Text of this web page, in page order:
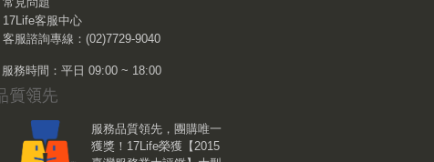
17Life客服中心
客服諮詢專線：(02)7729-9040
服務時間：平日 09:00 ~ 18:00
服務品質領先，團購唯一
獲獎！17Life榮獲【2015